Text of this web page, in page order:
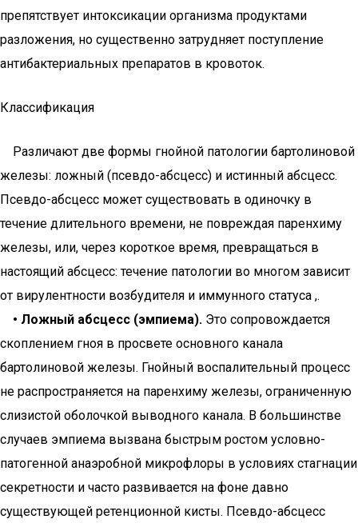
препятствует интоксикации организма продуктами
разложения, но существенно затрудняет поступление
антибактериальных препаратов в кровоток.
Классификация
Различают две формы гнойной патологии бартолиновой
железы: ложный (псевдо-абсцесс) и истинный абсцесс.
Псевдо-абсцесс может существовать в одиночку в
течение длительного времени, не повреждая паренхиму
железы, или, через короткое время, превращаться в
настоящий абсцесс: течение патологии во многом зависит
от вирулентности возбудителя и иммунного статуса ,.
• Ложный абсцесс (эмпиема). Это сопровождается
скоплением гноя в просвете основного канала
бартолиновой железы. Гнойный воспалительный процесс
не распространяется на паренхиму железы, ограниченную
слизистой оболочкой выводного канала. В большинстве
случаев эмпиема вызвана быстрым ростом условно-
патогенной анаэробной микрофлоры в условиях стагнации
секретности и часто развивается на фоне давно
существующей ретенционной кисты. Псевдо-абсцесс